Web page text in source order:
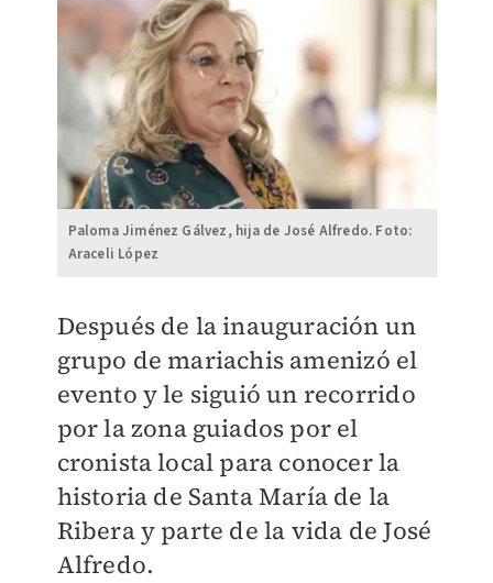
Paloma Jiménez Gálvez, hija de José Alfredo. Foto:
Araceli López
Después de la inauguración un
grupo de mariachis amenizó el
evento y le siguió un recorrido
por la zona guiados por el
cronista local para conocer la
historia de Santa María de la
Ribera y parte de la vida de José
Alfredo.